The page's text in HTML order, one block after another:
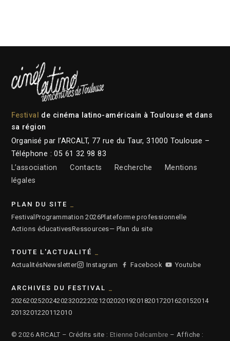
Festival
de cinéma latino-américain à Toulouse et dans
sa région
Organisé par l’ARCALT, 77 rue du Taur, 31000 Toulouse –
Téléphone : 05 61 32 98 83
L’association
Contacts Recherche
Mentions
légales
PLAN DU SITE
Festival Programmation 2026Plateforme professionnelle
Actions éducativesRessources— Plan du site
TOUTE L'ACTUALITÉ
ActualitésNewsletter Instagram Facebook Youtube
ARCHIVES DU FESTIVAL
2026202520242023202220212020201920182017201620152014
2013201220112010
© 2026 ARCALT – Crédits site : Etienne Delcambre – Affiche :